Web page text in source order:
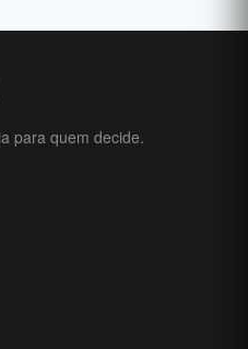
para quem decide.